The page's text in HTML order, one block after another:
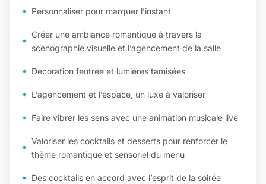
Personnaliser pour marquer l’instant
Créer une ambiance romantique à travers la
scénographie visuelle et l’agencement de la salle
Décoration feutrée et lumières tamisées
L’agencement et l’espace, un luxe à valoriser
Faire vibrer les sens avec une animation musicale live
Valoriser les cocktails et desserts pour renforcer le
thème romantique et sensoriel du menu
Des cocktails en accord avec l’esprit de la soirée